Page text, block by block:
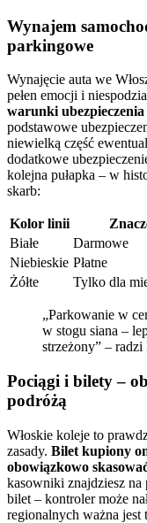
Wynajem
parkingowe
Wynajęcie auta we
pełen emocji i
warunki ubezpieczenia
podstawowe
niewielką część
dodatkowe
kolejna pułapka – w
skarb:
Kolor linii
Białe
Darmowe
Niebieskie Płatne
Żółte
Tylko dla
„Parkowanie w
w stogu siana –
strzeżony” –
Pociągi i bilety –
podróżą
Włoskie koleje to
zasady. Bilet kupiony
obowiązkowo
kasowniki znajdziesz na
bilet – kontroler może
regionalnych ważna jest